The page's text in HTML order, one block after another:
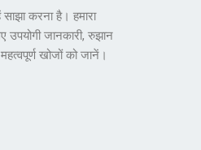
करना है। हमारा
उपयोगी जानकारी, रुझान
खोजों को जानें।